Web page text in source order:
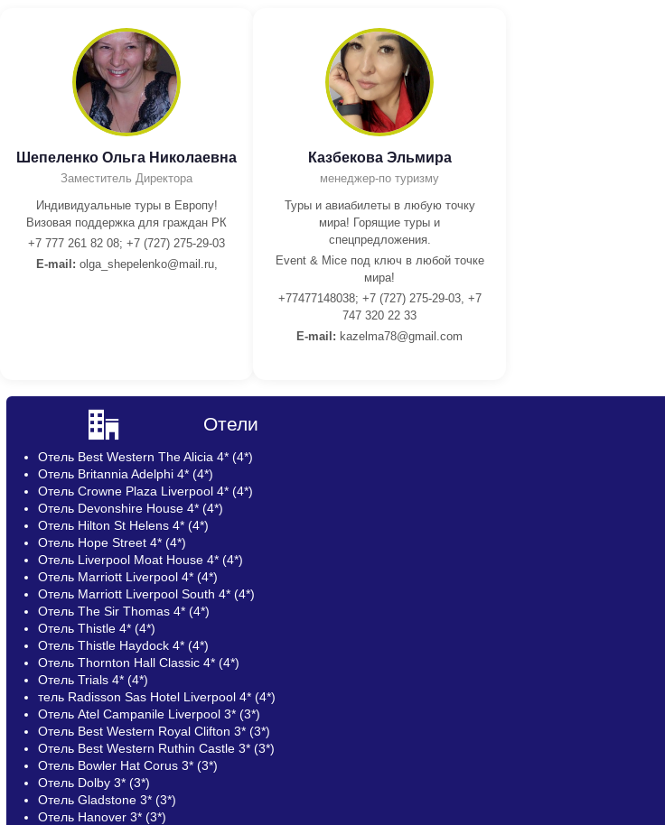
Шепеленко Ольга Николаевна
Заместитель Директора
Индивидуальные туры в Европу!
Визовая поддержка для граждан РК
+7 777 261 82 08; +7 (727) 275-29-03
E-mail: olga_shepelenko@mail.ru,
Казбекова Эльмира
менеджер-по туризму
Туры и авиабилеты в любую точку
мира! Горящие туры и
спецпредложения.
Event & Mice под ключ в любой точке
мира!
+77477148038; +7 (727) 275-29-03, +7
747 320 22 33
E-mail: kazelma78@gmail.com
Отели
Отель Best Western The Alicia 4* (4*)
Отель Britannia Adelphi 4* (4*)
Отель Crowne Plaza Liverpool 4* (4*)
Отель Devonshire House 4* (4*)
Отель Hilton St Helens 4* (4*)
Отель Hope Street 4* (4*)
Отель Liverpool Moat House 4* (4*)
Отель Marriott Liverpool 4* (4*)
Отель Marriott Liverpool South 4* (4*)
Отель The Sir Thomas 4* (4*)
Отель Thistle 4* (4*)
Отель Thistle Haydock 4* (4*)
Отель Thornton Hall Classic 4* (4*)
Отель Trials 4* (4*)
тель Radisson Sas Hotel Liverpool 4* (4*)
Отель Atel Campanile Liverpool 3* (3*)
Отель Best Western Royal Clifton 3* (3*)
Отель Best Western Ruthin Castle 3* (3*)
Отель Bowler Hat Corus 3* (3*)
Отель Dolby 3* (3*)
Отель Gladstone 3* (3*)
Отель Hanover 3* (3*)